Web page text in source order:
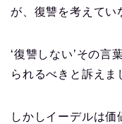
が、復讐を考えてい
‘復讐しない’その言
られるべきと訴えま
しかしイーデルは